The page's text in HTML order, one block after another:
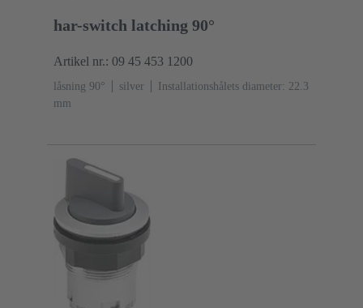
har-switch latching 90°
Artikel nr.: 09 45 453 1200
låsning 90° silver
Installationshålets diameter: 22.3
mm